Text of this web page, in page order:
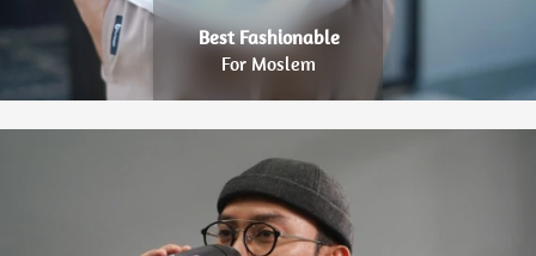
Best Fashionable
For Moslem